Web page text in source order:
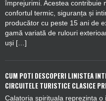
împrejurimi. Acestea contribuie
confortul termic, siguranța și
producător cu peste 15 ani de
gamă variată de rulouri
uși […]
CUM POTI DESCOPERI LINISTEA
CIRCUITELE TURISTICE CLASICE
Calatoria spirituala reprezinta